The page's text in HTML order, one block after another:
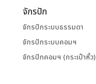
จักรปัก
จักรปักระบบธรรมดา
จักรปักระบบคอมฯ
จักรปักคอมฯ (กระเป๋าหิ้ว)